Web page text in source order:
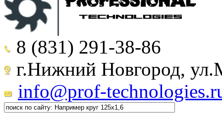
8 (831) 291-38-86
г.Нижний Новгород,
info@prof-